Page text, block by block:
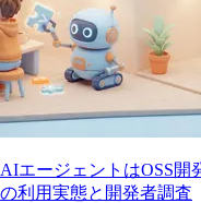
AIエージェントはOSS開
の利用実態と開発者調査